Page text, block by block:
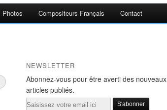
Photos Compositeurs Français Contact
NEWSLETTER
Abonnez-vous pour être averti des nouveaux
articles publiés.
Email